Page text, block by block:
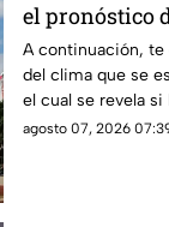
el pronóstico
viernes 7 de
A continuación,
del clima que se
el cual se revela
agosto 07, 2026